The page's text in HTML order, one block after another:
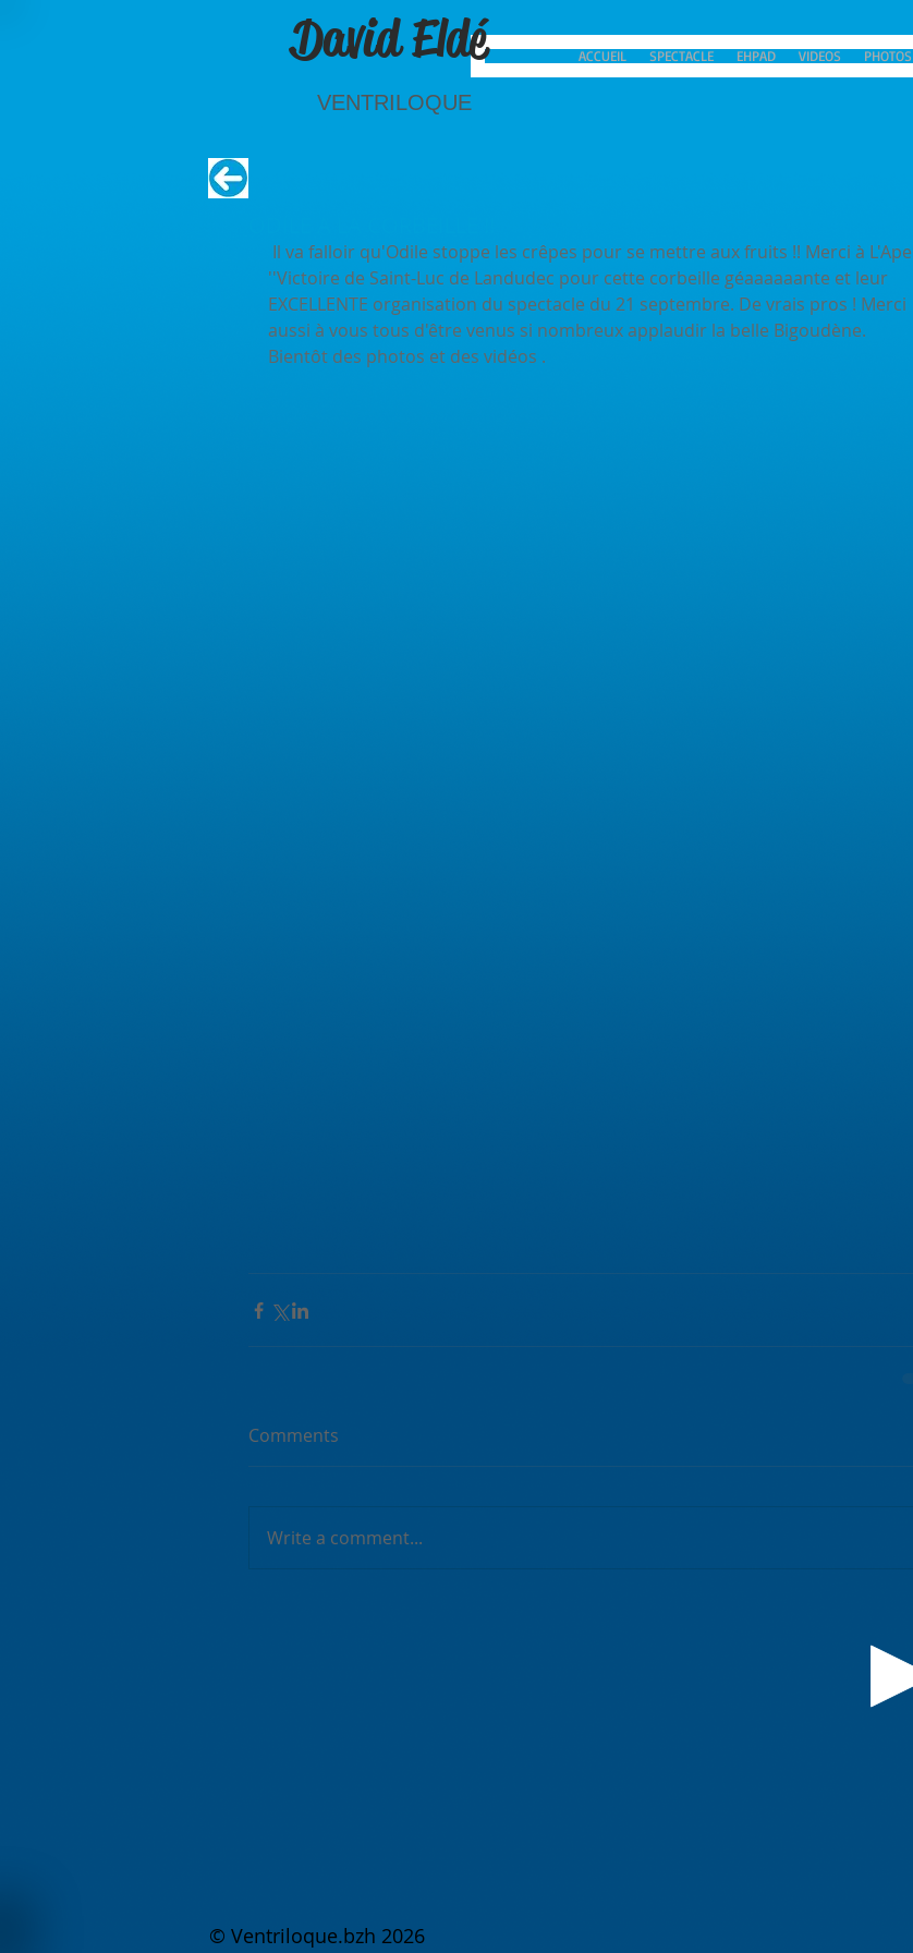
ACCUEIL SPECTACLE EHPAD VIDEOS PHOTOS
David Eldé
VENTRILOQUE
''Victoire de Saint-Luc de Landudec pour cette corbeille géaaaaaante et leur
EXCELLENTE organisation du spectacle du 21 septembre. De vrais pros ! Merci
aussi à vous tous d'être venus si nombreux applaudir la belle Bigoudène.
Bientôt des photos et des vidéos .
Comments
Write a comment...
© Ventriloque.bzh 2026